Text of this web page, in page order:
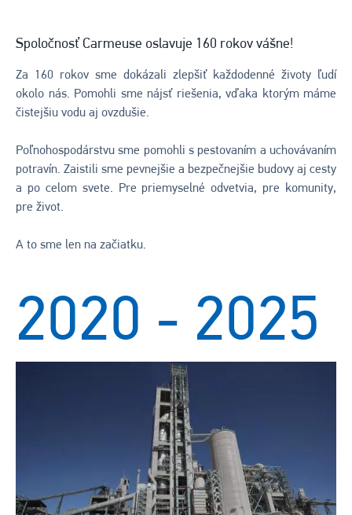
Spoločnosť Carmeuse oslavuje 160 rokov vášne!
Za 160 rokov sme dokázali zlepšiť každodenné životy ľudí
okolo nás. Pomohli sme nájsť riešenia, vďaka ktorým máme
čistejšiu vodu aj ovzdušie.
Poľnohospodárstvu sme pomohli s pestovaním a uchovávaním
potravín. Zaistili sme pevnejšie a bezpečnejšie budovy aj cesty
a po celom svete. Pre priemyselné odvetvia, pre komunity,
pre život.
A to sme len na začiatku.
2020 - 2025